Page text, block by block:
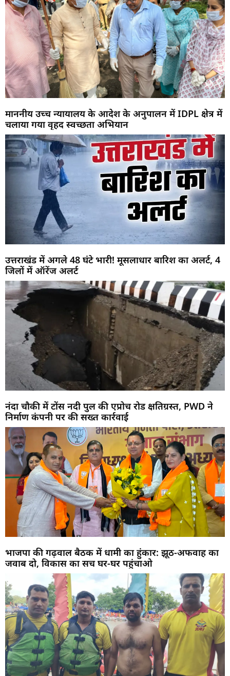
माननीय उच्च न्यायालय के आदेश के अनुपालन में IDPL क्षेत्र में
चलाया गया वृहद स्वच्छता अभियान
उत्तराखंड में अगले 48 घंटे भारी! मूसलाधार बारिश का अलर्ट, 4
जिलों में ऑरेंज अलर्ट
नंदा चौकी में टोंस नदी पुल की एप्रोच रोड क्षतिग्रस्त, PWD ने
निर्माण कंपनी पर की सख्त कार्रवाई
भाजपा की गढ़वाल बैठक में धामी का हुंकार: झूठ-अफवाह का
जवाब दो, विकास का सच घर-घर पहुंचाओ